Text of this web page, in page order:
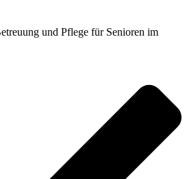
und Pflege für Senioren im